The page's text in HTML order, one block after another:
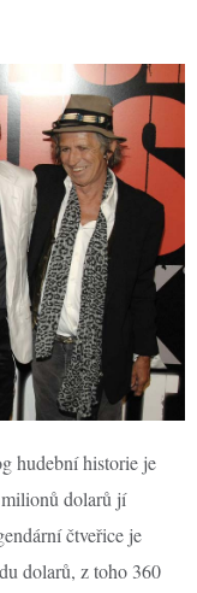
hudební historie je
dolarů jí
čtveřice je
dolarů, z toho 360